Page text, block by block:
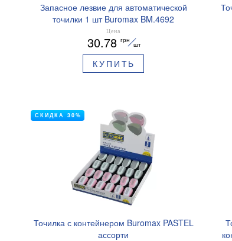
Запасное лезвие для автоматической
точилки 1 шт Buromax BM.4692
Цена
30.78 грн
шт
КУПИТЬ
Точилка с контейнером Buromax PASTEL
ассорти
СКИДКА 30%